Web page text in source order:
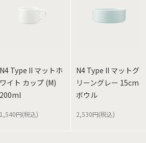
N4 Type II マットホ
ワイト カップ (M)
200ml
1,540円(税込)
N4 Type II マットグ
リーングレー 15cm
ボウル
2,530円(税込)